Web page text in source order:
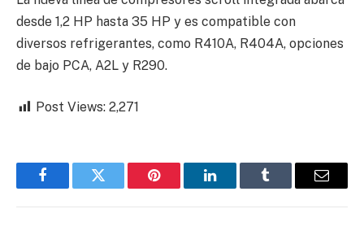
desde 1,2 HP hasta 35 HP y es compatible con
diversos refrigerantes, como R410A, R404A, opciones
de bajo PCA, A2L y R290.
Post Views: 2,271
FacebookTwitter Pinterest LinkedInTumblr Email